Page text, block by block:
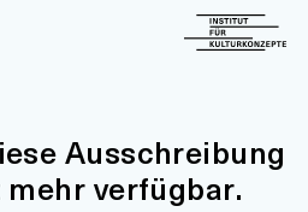
Ausschreibung
verfügbar.